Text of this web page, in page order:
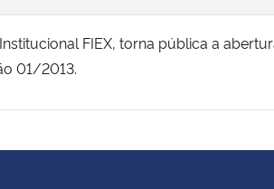
FIEX, torna pública a
01/2013.